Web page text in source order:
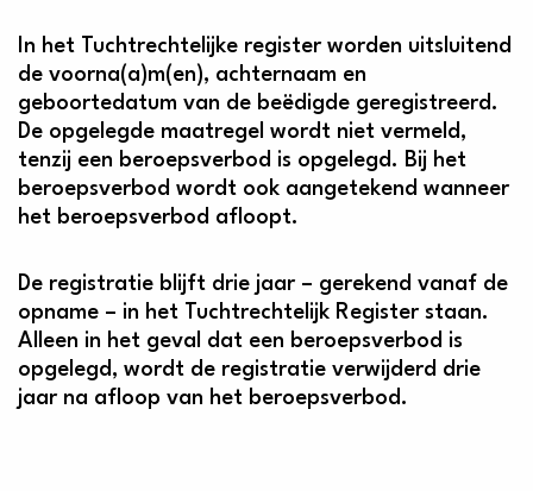
In het Tuchtrechtelijke register worden uitsluitend
de voorna(a)m(en), achternaam en
geboortedatum van de beëdigde geregistreerd.
De opgelegde maatregel wordt niet vermeld,
tenzij een beroepsverbod is opgelegd. Bij het
beroepsverbod wordt ook aangetekend wanneer
het beroepsverbod afloopt.
De registratie blijft drie jaar – gerekend vanaf de
opname – in het Tuchtrechtelijk Register staan.
Alleen in het geval dat een beroepsverbod is
opgelegd, wordt de registratie verwijderd drie
jaar na afloop van het beroepsverbod.